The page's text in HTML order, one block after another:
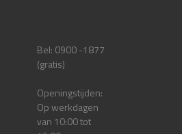
Bel: 0900 -1877
(gratis)
Openingstijden:
Op werkdagen
van 10:00 tot